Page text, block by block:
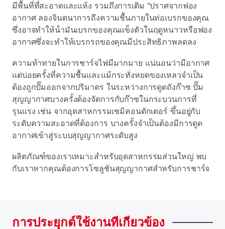
มีพื้นที่ที่สะอาดและแห้ง รวมถึงการเติม "ปราศจากฟอง
อากาศ ลองจินตนาการถึงความชื้นภายในท่อเบรกของคุณ
ซึ่งอาจทําให้น้ํามันเบรกของคุณแข็งตัวในฤดูหนาวหรือฟอง
อากาศซึ่งจะทําให้เบรกรถของคุณมีประสิทธิภาพลดลง
ความท้าทายในการชาร์จไฟมีมากมาย แน่นอนว่ามีอากาศ
แต่บ่อยครั้งที่ความชื้นและแม้กระทั่งหยดของเหลวจําเป็น
ต้องถูกปั๊มออกจากปริมาตร ในระหว่างการดูดถังก๊าซ ปั๊ม
สุญญากาศบางครั้งต้องจัดการกับก๊าซในกระบวนการที่
รุนแรง เช่น จากอุตสาหกรรมเซมิคอนดักเตอร์ ขึ้นอยู่กับ
ระดับความสะอาดที่ต้องการ บางครั้งจําเป็นต้องมีการดูด
อากาศเข้าสู่ระบบสุญญากาศระดับสูง
ผลิตภัณฑ์ของเราเหมาะสําหรับอุตสาหกรรมส่วนใหญ่ พบ
กับเราหากคุณต้องการโซลูชันสุญญากาศสําหรับการชาร์จ
การประยุกต์ใช้งานที่เกี่ยวข้อง